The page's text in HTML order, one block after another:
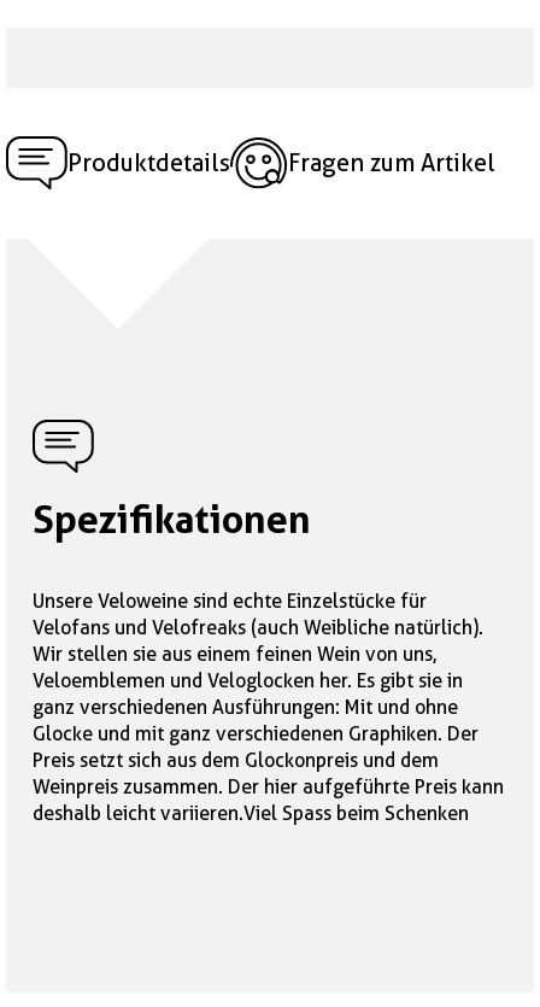
Produktdetails Fragen zum Artikel
Spezifikationen
Unsere Veloweine sind echte Einzelstücke für
Velofans und Velofreaks (auch Weibliche natürlich).
Wir stellen sie aus einem feinen Wein von uns,
Veloemblemen und Veloglocken her. Es gibt sie in
ganz verschiedenen Ausführungen: Mit und ohne
Glocke und mit ganz verschiedenen Graphiken. Der
Preis setzt sich aus dem Glockonpreis und dem
Weinpreis zusammen. Der hier aufgeführte Preis kann
deshalb leicht variieren.Viel Spass beim Schenken